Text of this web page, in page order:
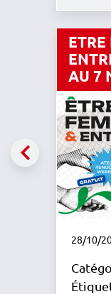
ETRE
AU 7
28/10/
Précédents